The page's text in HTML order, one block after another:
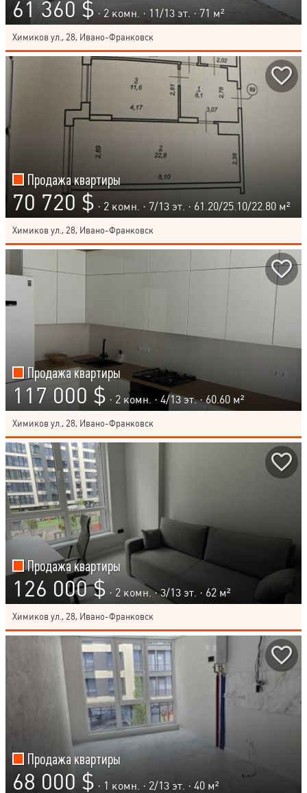
61 360 $ · 2 комн. · 11/13 эт. · 71 м²
Химиков ул., 28, Ивано-Франковск
Продажа квартиры
70 720 $ · 2 комн. · 7/13 эт. · 61.20/25.10/22.80 м²
Химиков ул., 28, Ивано-Франковск
Продажа квартиры
117 000 $ · 2 комн. · 4/13эт. · 60.60 м²
Химиков ул., 28, Ивано-Франковск
Продажа квартиры
126 000 $ · 2 комн. ·3/13 эт. · 62 м²
Химиков ул., 28, Ивано-Франковск
Продажа квартиры
68 000 $ · 1 комн. · 2/13 эт. · 40 м²